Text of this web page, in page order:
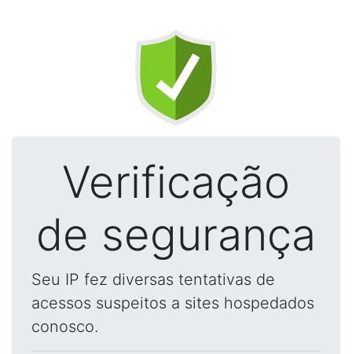
Verificação
de segurança
Seu IP fez diversas tentativas de
acessos suspeitos a sites hospedados
conosco.